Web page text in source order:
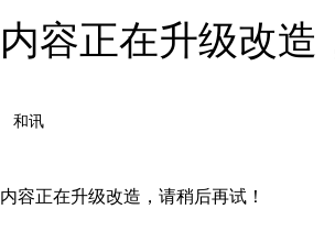
内容正在升级改造
和讯
内容正在升级改造，请稍后再试！